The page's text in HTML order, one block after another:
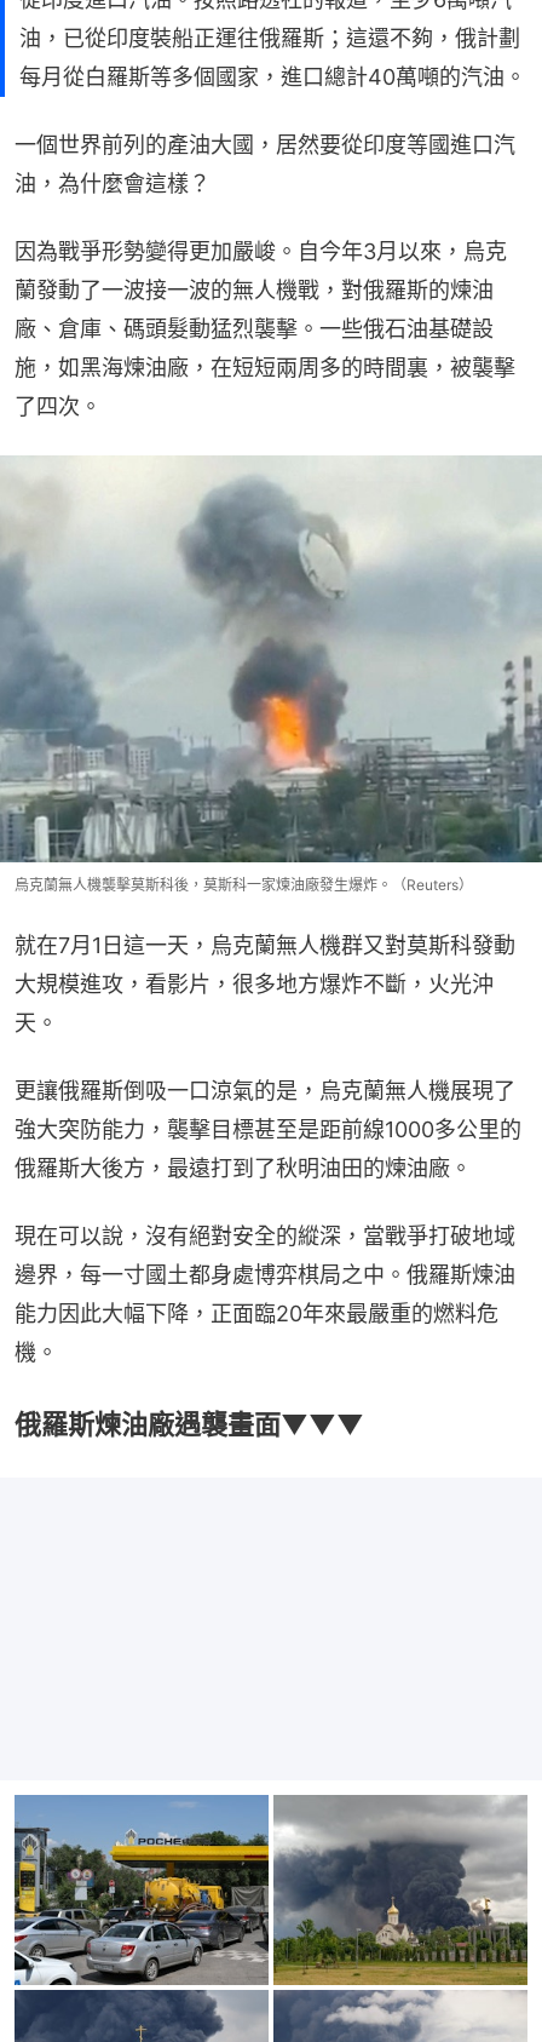
油，已從印度裝船正運往俄羅斯；這還不夠，俄計劃
每月從白羅斯等多個國家，進口總計40萬噸的汽油。
一個世界前列的產油大國，居然要從印度等國進口汽
油，為什麼會這樣？
因為戰爭形勢變得更加嚴峻。自今年3月以來，烏克
蘭發動了一波接一波的無人機戰，對俄羅斯的煉油
廠、倉庫、碼頭髮動猛烈襲擊。一些俄石油基礎設
施，如黑海煉油廠，在短短兩周多的時間裏，被襲擊
了四次。
烏克蘭無人機襲擊莫斯科後，莫斯科一家煉油廠發生爆炸。（Reuters）
就在7月1日這一天，烏克蘭無人機群又對莫斯科發動
大規模進攻，看影片，很多地方爆炸不斷，火光沖
天。
更讓俄羅斯倒吸一口涼氣的是，烏克蘭無人機展現了
強大突防能力，襲擊目標甚至是距前線1000多公里的
俄羅斯大後方，最遠打到了秋明油田的煉油廠。
現在可以說，沒有絕對安全的縱深，當戰爭打破地域
邊界，每一寸國土都身處博弈棋局之中。俄羅斯煉油
能力因此大幅下降，正面臨20年來最嚴重的燃料危
機。
俄羅斯煉油廠遇襲畫面▼▼▼